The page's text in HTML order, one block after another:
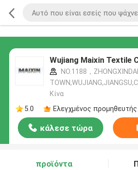
Wujiang Maixin Textile
NO.1188，
Κίνα
5.0
Ελεγχμένος προμηθευτής
κάλεσε τώρα
προϊόντα